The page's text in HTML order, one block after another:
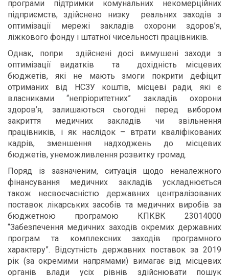
програми підтримки комунальних некомерційних
підприємств, здійснено низку реальних заходів з
оптимізації мережі закладів охорони здоров’я,
ліжкового фонду і штатної чисельності працівників.
Однак, попри здійснені досі вимушені заходи з
оптимізації видатків та дохідність місцевих
бюджетів, які не мають змоги покрити дефіцит
отриманих від НСЗУ коштів, місцеві ради, які є
власниками “непріоритетних” закладів охорони
здоров’я, залишаються сьогодні перед вибором
закриття медичних закладів чи звільнення
працівників, і як наслідок – втрати кваліфікованих
кадрів, зменшення надходжень до місцевих
бюджетів, унеможливлення розвитку громад.
Поряд із зазначеним, ситуація щодо неналежного
фінансування медичних закладів ускладнюється
також несвоєчасністю державних централізованих
поставок лікарських засобів та медичних виробів за
бюджетною програмою КПКВК 23014000
“Забезпечення медичних заходів окремих державних
програм та комплексних заходів програмного
характеру”. Відсутність державних поставок за 2019
рік (за окремими напрямами) вимагає від місцевих
органів влади усіх рівнів здійснювати пошук